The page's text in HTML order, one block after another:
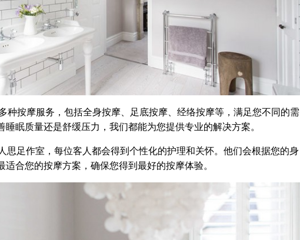
种按摩服务，包括全身按摩、足底按摩、经络按摩等，满足您不同的需
眠质量还是舒缓压力，我们都能为您提供专业的解决方案。
思足作室，每位客人都会得到个性化的护理和关怀。他们会根据您的身
合您的按摩方案，确保您得到最好的按摩体验。